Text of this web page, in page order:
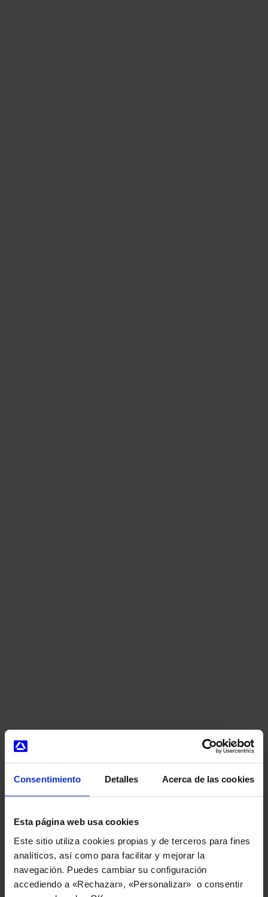
Consentimiento Detalles Acerca de las cookies
Esta página web usa cookies
Este sitio utiliza cookies propias y de terceros para fines
analíticos, así como para facilitar y mejorar la
navegación. Puedes cambiar su configuración
accediendo a «Rechazar», «Personalizar» o consentir
Innovative and
Technological
DNA